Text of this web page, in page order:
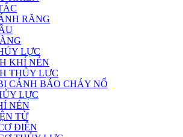
RĂNG
LỰC
KHÍ NÉN
THỦY LỰC
CẢNH BÁO CHÁY NỔ
LỰC
NÉN
TỪ
ĐIỆN